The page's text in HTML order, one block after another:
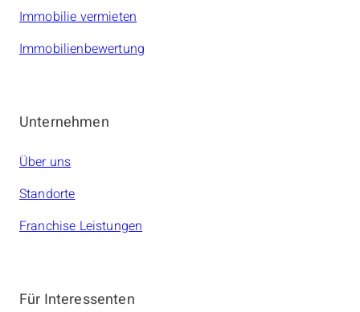
Immobilie vermieten
Immobilienbewertung
Unternehmen
Über uns
Standorte
Franchise Leistungen
Für Interessenten